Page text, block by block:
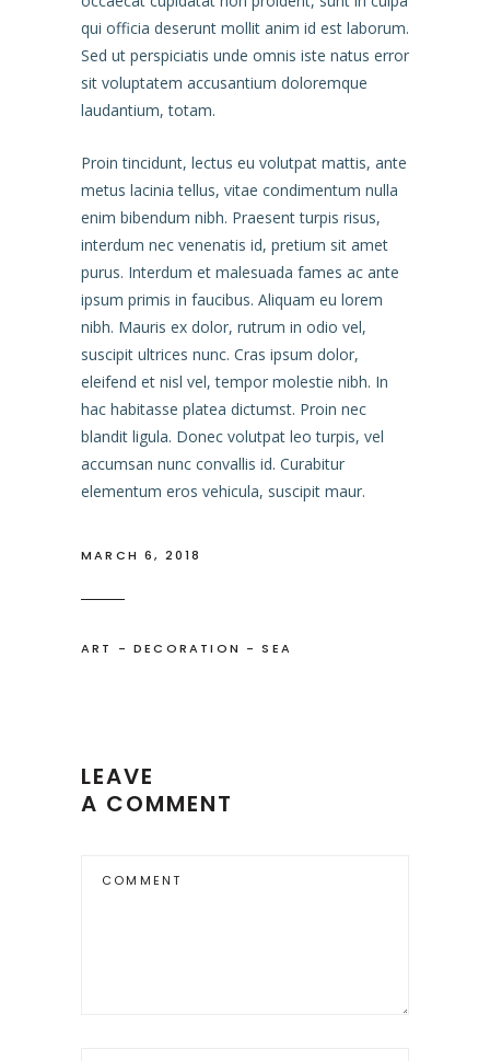
qui officia deserunt mollit anim id est laborum.
Sed ut perspiciatis unde omnis iste natus error
sit voluptatem accusantium doloremque
laudantium, totam.
Proin tincidunt, lectus eu volutpat mattis, ante
metus lacinia tellus, vitae condimentum nulla
enim bibendum nibh. Praesent turpis risus,
interdum nec venenatis id, pretium sit amet
purus. Interdum et malesuada fames ac ante
ipsum primis in faucibus. Aliquam eu lorem
nibh. Mauris ex dolor, rutrum in odio vel,
suscipit ultrices nunc. Cras ipsum dolor,
eleifend et nisl vel, tempor molestie nibh. In
hac habitasse platea dictumst. Proin nec
blandit ligula. Donec volutpat leo turpis, vel
accumsan nunc convallis id. Curabitur
elementum eros vehicula, suscipit maur.
MARCH 6, 2018
ART -DECORATION -SEA
LEAVE
A COMMENT